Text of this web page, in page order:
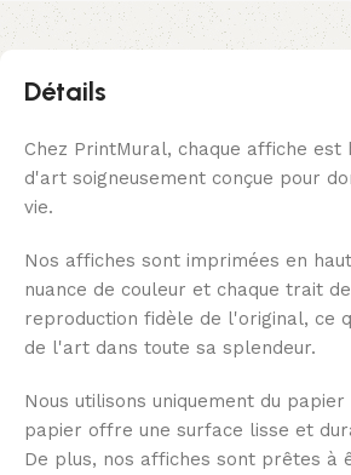
Détails
Chez PrintMural, chaque affiche
d'art soigneusement conçue pour
vie.
Nos affiches sont imprimées en
nuance de couleur et chaque trait
reproduction fidèle de l'original, ce
de l'art dans toute sa splendeur.
Nous utilisons uniquement du
papier offre une surface lisse et
De plus, nos affiches sont prêtes à